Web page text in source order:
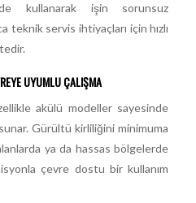
kullanarak işin sorunsuz
teknik servis ihtiyaçları için hızlı
UYUMLU ÇALIŞMA
akülü modeller sayesinde
Gürültü kirliliğini minimuma
ya da hassas bölgelerde
çevre dostu bir kullanım